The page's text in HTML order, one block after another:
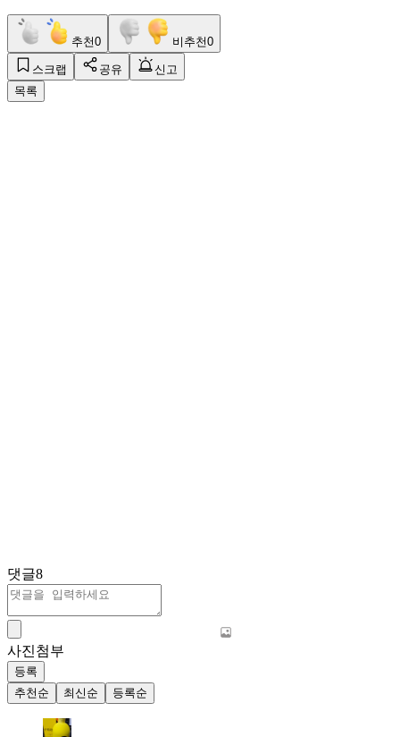
추천0 비추천0
스크랩 공유
신고
목록
댓글8
사진첨부
등록
추천순
최신순 등록순